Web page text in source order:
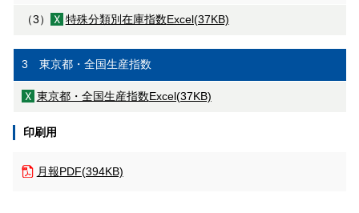
（3） 特殊分類別在庫指数Excel(37KB)
3 東京都・全国生産指数
東京都・全国生産指数Excel(37KB)
印刷用
月報PDF(394KB)